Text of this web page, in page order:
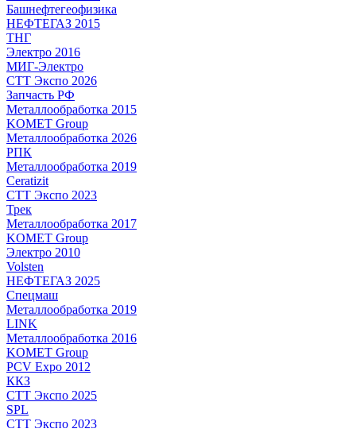
Башнефтегеофизика
НЕФТЕГАЗ 2015
ТНГ
Электро 2016
МИГ-Электро
СТТ Экспо 2026
Запчасть РФ
Металлообработка 2015
KOMET Group
Металлообработка 2026
РПК
Металлообработка 2019
Ceratizit
СТТ Экспо 2023
Трек
Металлообработка 2017
KOMET Group
Электро 2010
Volsten
НЕФТЕГАЗ 2025
Спецмаш
Металлообработка 2019
LINK
Металлообработка 2016
KOMET Group
PCV Expo 2012
ККЗ
СТТ Экспо 2025
SPL
СТТ Экспо 2023